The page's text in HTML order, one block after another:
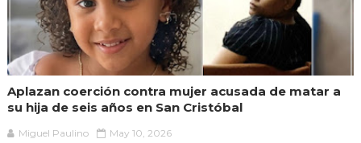
Aplazan coerción contra mujer acusada de matar a
su hija de seis años en San Cristóbal
Miguel Paulino May 10, 2026